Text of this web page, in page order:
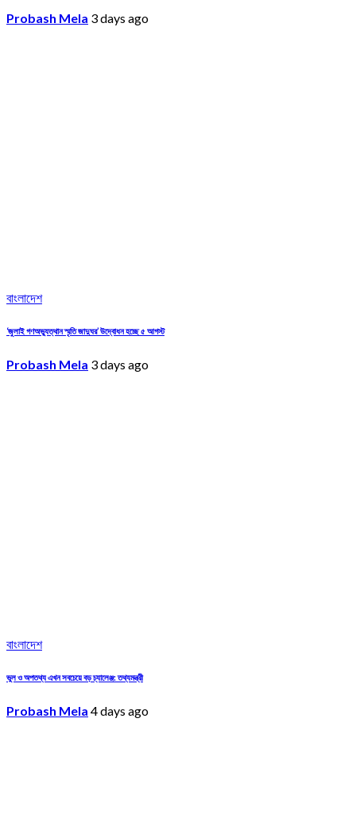
Probash Mela 3 days ago
বাংলাদেশ
‘জুলাই গণঅভ্যুত্থান স্মৃতি জাদুঘর’ উদ্বোধন হচ্ছে ৫ আগস্ট
Probash Mela 3 days ago
বাংলাদেশ
ভুল ও অপতথ্য এখন সবচেয়ে বড় চ্যালেঞ্জ: তথ্যমন্ত্রী
Probash Mela 4 days ago